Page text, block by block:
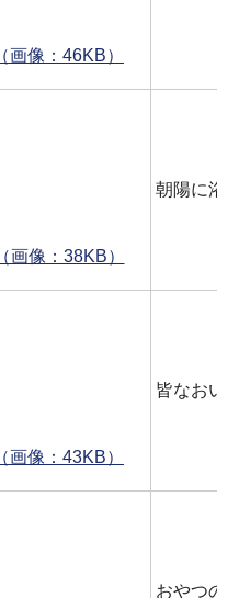
（画像：46KB）
（画像：38KB）
朝陽に浴
（画像：43KB）
皆なおい
おやつの